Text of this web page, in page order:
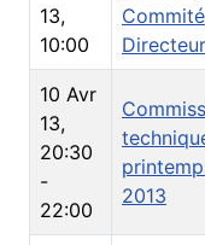
13,
10:00
Commité
Directeur
10 Avr
13,
20:30
-
22:00
2013